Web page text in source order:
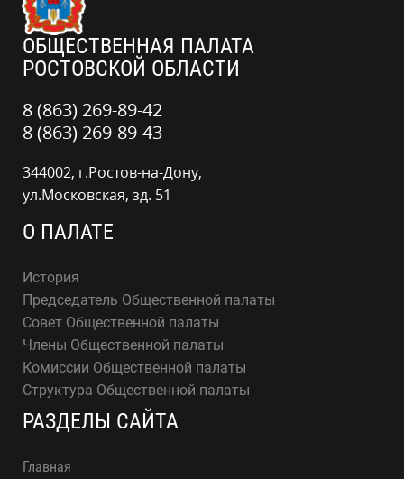
ОБЩЕСТВЕННАЯ ПАЛАТА
РОСТОВСКОЙ ОБЛАСТИ
8 (863) 269-89-42
8 (863) 269-89-43
344002, г.Ростов-на-Дону,
ул.Московская, зд. 51
О ПАЛАТЕ
История
Председатель Общественной палаты
Совет Общественной палаты
Члены Общественной палаты
Комиссии Общественной палаты
Структура Общественной палаты
РАЗДЕЛЫ САЙТА
Главная